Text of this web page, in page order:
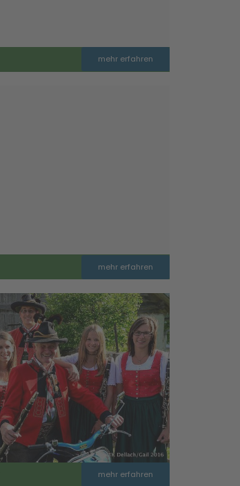
mehr erfahren
mehr erfahren
mehr erfahren